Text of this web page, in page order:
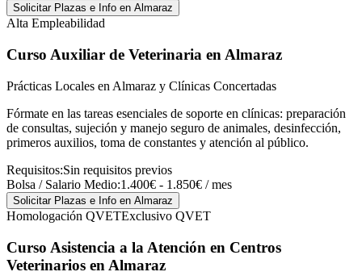
Solicitar Plazas e Info en Almaraz
Alta Empleabilidad
Curso Auxiliar de Veterinaria en Almaraz
Prácticas Locales en Almaraz y Clínicas Concertadas
Fórmate en las tareas esenciales de soporte en clínicas: preparación
de consultas, sujeción y manejo seguro de animales, desinfección,
primeros auxilios, toma de constantes y atención al público.
Requisitos:Sin requisitos previos
Bolsa / Salario Medio:1.400€ - 1.850€ / mes
Solicitar Plazas e Info en Almaraz
Homologación QVETExclusivo QVET
Curso Asistencia a la Atención en Centros
Veterinarios en Almaraz